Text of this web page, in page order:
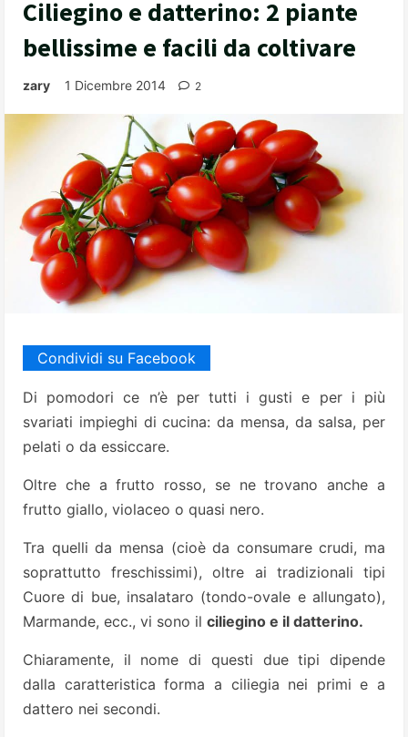
Ciliegino e datterino: 2 piante
bellissime e facili da coltivare
zary 1 Dicembre 2014 2
Condividi su Facebook
Di pomodori ce n’è per tutti i gusti e per i più
svariati impieghi di cucina: da mensa, da salsa, per
pelati o da essiccare.
Oltre che a frutto rosso, se ne trovano anche a
frutto giallo, violaceo o quasi nero.
Tra quelli da mensa (cioè da consumare crudi, ma
soprattutto freschissimi), oltre ai tradizionali tipi
Cuore di bue, insalataro (tondo-ovale e allungato),
Marmande, ecc., vi sono il ciliegino e il datterino.
Chiaramente, il nome di questi due tipi dipende
dalla caratteristica forma a ciliegia nei primi e a
dattero nei secondi.